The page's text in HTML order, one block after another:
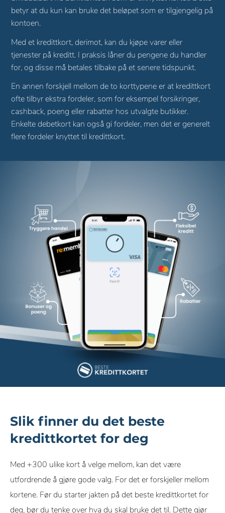
betyr at du kun kan bruke det beløpet som er tilgjengelig på
kontoen.
Med et kredittkort, derimot, kan du kjøpe varer eller
tjenester på kreditt. I praksis låner du pengene du handler
for, og disse må betales tilbake på et senere tidspunkt.
En annen forskjell mellom de to korttypene er at kredittkort
ofte tilbyr ekstra fordeler, som for eksempel forsikringer,
cashback, poeng eller rabatter hos utvalgte butikker.
Enkelte debetkort kan også gi fordeler, men det er generelt
flere fordeler knyttet til kredittkort.
Slik finner du det beste
kredittkortet for deg
Med +300 ulike kort å velge mellom, kan det være
utfordrende å gjøre gode valg. For det er forskjeller mellom
kortene. Før du starter jakten på det beste kredittkortet for
deg, bør du tenke over hva du skal bruke det til. Dette gjør